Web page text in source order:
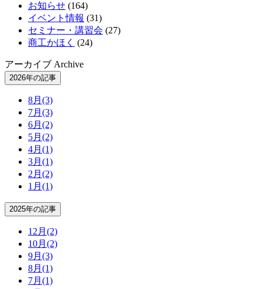
お知らせ (164)
イベント情報 (31)
セミナー・講習会 (27)
商工かほく (24)
アーカイブ Archive
2026年の記事
8月 (3)
7月 (3)
6月 (2)
5月 (2)
4月 (1)
3月 (1)
2月 (2)
1月 (1)
2025年の記事
12月 (2)
10月 (2)
9月 (3)
8月 (1)
7月 (1)